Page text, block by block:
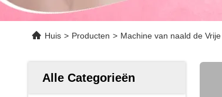
Huis > Producten > Machine van naald de
Alle Categorieën